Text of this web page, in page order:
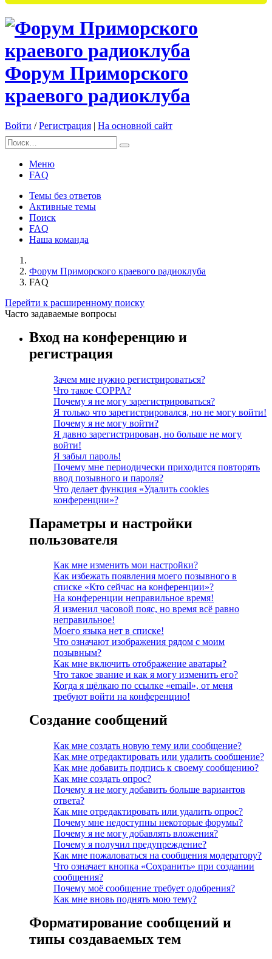
Форум Приморского
краевого радиоклуба
Войти /Регистрация | На основной сайт
Меню
FAQ
Темы без ответов
Активные темы
Поиск
FAQ
Наша команда
Форум Приморского краевого радиоклуба
FAQ
Перейти к расширенному поиску
Часто задаваемые вопросы
Вход на конференцию и
регистрация
Зачем мне нужно регистрироваться?
Что такое COPPA?
Почему я не могу зарегистрироваться?
Я только что зарегистрировался, но не могу войти!
Почему я не могу войти?
Я давно зарегистрирован, но больше не могу
войти!
Я забыл пароль!
Почему мне периодически приходится повторять
ввод позывного и пароля?
Что делает функция «Удалить cookies
конференции»?
Параметры и настройки
пользователя
Как мне изменить мои настройки?
Как избежать появления моего позывного в
списке «Кто сейчас на конференции»?
На конференции неправильное время!
Я изменил часовой пояс, но время всё равно
неправильное!
Моего языка нет в списке!
Что означают изображения рядом с моим
позывным?
Как мне включить отображение аватары?
Что такое звание и как я могу изменить его?
Когда я щёлкаю по ссылке «email», от меня
требуют войти на конференцию!
Создание сообщений
Как мне создать новую тему или сообщение?
Как мне отредактировать или удалить сообщение?
Как мне добавить подпись к своему сообщению?
Как мне создать опрос?
Почему я не могу добавить больше вариантов
ответа?
Как мне отредактировать или удалить опрос?
Почему мне недоступны некоторые форумы?
Почему я не могу добавлять вложения?
Почему я получил предупреждение?
Как мне пожаловаться на сообщения модератору?
Что означает кнопка «Сохранить» при создании
сообщения?
Почему моё сообщение требует одобрения?
Как мне вновь поднять мою тему?
Форматирование сообщений и
типы создаваемых тем